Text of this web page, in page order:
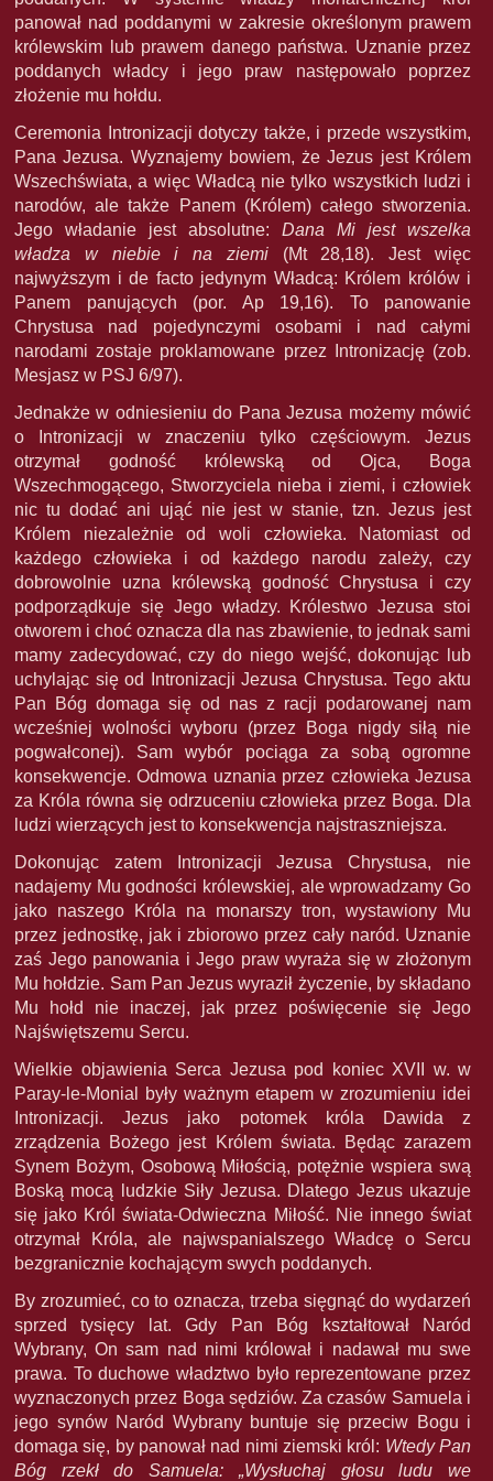
panował nad poddanymi w zakresie określonym prawem
królewskim lub prawem danego państwa. Uznanie przez
poddanych władcy i jego praw następowało poprzez
złożenie mu hołdu.
Ceremonia Intronizacji dotyczy także, i przede wszystkim,
Pana Jezusa. Wyznajemy bowiem, że Jezus jest Królem
Wszechświata, a więc Władcą nie tylko wszystkich ludzi i
narodów, ale także Panem (Królem) całego stworzenia.
Jego władanie jest absolutne: Dana Mi jest wszelka
władza w niebie i na ziemi(Mt 28,18). Jest więc
najwyższym i de facto jedynym Władcą: Królem królów i
Panem panujących (por. Ap 19,16). To panowanie
Chrystusa nad pojedynczymi osobami i nad całymi
narodami zostaje proklamowane przez Intronizację (zob.
Mesjasz w PSJ 6/97).
Jednakże w odniesieniu do Pana Jezusa możemy mówić
o Intronizacji w znaczeniu tylko częściowym. Jezus
otrzymał godność królewską od Ojca, Boga
Wszechmogącego, Stworzyciela nieba i ziemi, i człowiek
nic tu dodać ani ująć nie jest w stanie, tzn. Jezus jest
Królem niezależnie od woli człowieka. Natomiast od
każdego człowieka i od każdego narodu zależy, czy
dobrowolnie uzna królewską godność Chrystusa i czy
podporządkuje się Jego władzy. Królestwo Jezusa stoi
otworem i choć oznacza dla nas zbawienie, to jednak sami
mamy zadecydować, czy do niego wejść, dokonując lub
uchylając się od Intronizacji Jezusa Chrystusa. Tego aktu
Pan Bóg domaga się od nas z racji podarowanej nam
wcześniej wolności wyboru (przez Boga nigdy siłą nie
pogwałconej). Sam wybór pociąga za sobą ogromne
konsekwencje. Odmowa uznania przez człowieka Jezusa
za Króla równa się odrzuceniu człowieka przez Boga. Dla
ludzi wierzących jest to konsekwencja najstraszniejsza.
Dokonując zatem Intronizacji Jezusa Chrystusa, nie
nadajemy Mu godności królewskiej, ale wprowadzamy Go
jako naszego Króla na monarszy tron, wystawiony Mu
przez jednostkę, jak i zbiorowo przez cały naród. Uznanie
zaś Jego panowania i Jego praw wyraża się w złożonym
Mu hołdzie. Sam Pan Jezus wyraził życzenie, by składano
Mu hołd nie inaczej, jak przez poświęcenie się Jego
Najświętszemu Sercu.
Wielkie objawienia Serca Jezusa pod koniec XVII w. w
Paray-le-Monial były ważnym etapem w zrozumieniu idei
Intronizacji. Jezus jako potomek króla Dawida z
zrządzenia Bożego jest Królem świata. Będąc zarazem
Synem Bożym, Osobową Miłością, potężnie wspiera swą
Boską mocą ludzkie Siły Jezusa. Dlatego Jezus ukazuje
się jako Król świata-Odwieczna Miłość. Nie innego świat
otrzymał Króla, ale najwspanialszego Władcę o Sercu
bezgranicznie kochającym swych poddanych.
By zrozumieć, co to oznacza, trzeba sięgnąć do wydarzeń
sprzed tysięcy lat. Gdy Pan Bóg kształtował Naród
Wybrany, On sam nad nimi królował i nadawał mu swe
prawa. To duchowe władztwo było reprezentowane przez
wyznaczonych przez Boga sędziów. Za czasów Samuela i
jego synów Naród Wybrany buntuje się przeciw Bogu i
domaga się, by panował nad nimi ziemski król: Wtedy Pan
Bóg rzekł do Samuela: „Wysłuchaj głosu ludu we